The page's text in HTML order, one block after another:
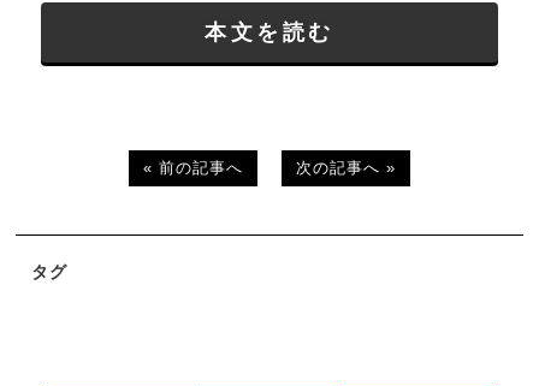
本文を読む
« 前の記事へ 次の記事へ »
タグ